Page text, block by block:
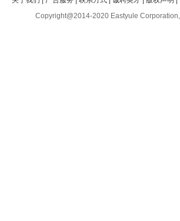
Copyright@2014-2020 Eastyule